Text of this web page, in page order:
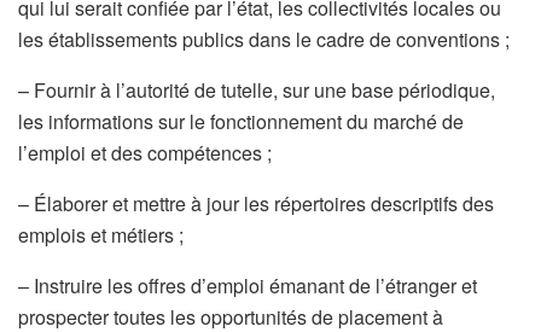
qui lui serait confiée par l’état, les collectivités locales ou
les établissements publics dans le cadre de conventions ;
– Fournir à l’autorité de tutelle, sur une base périodique,
les informations sur le fonctionnement du marché de
l’emploi et des compétences ;
– Élaborer et mettre à jour les répertoires descriptifs des
emplois et métiers ;
– Instruire les offres d’emploi émanant de l’étranger et
prospecter toutes les opportunités de placement à